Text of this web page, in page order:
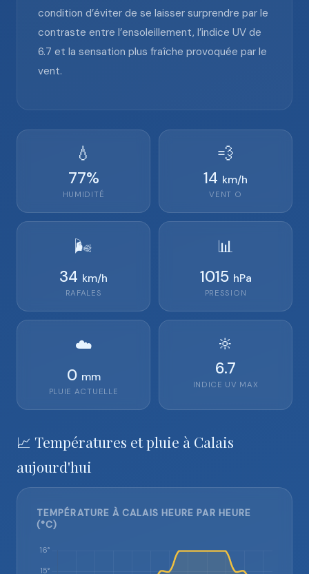
condition d’éviter de se laisser surprendre par le
contraste entre l’ensoleillement, l’indice UV de
6.7 et la sensation plus fraîche provoquée par le
vent.
💧
77%
HUMIDITÉ
💨
14 km/h
VENT O
🌬️
34 km/h
RAFALES
📊
1015 hPa
PRESSION
☁️
0 mm
PLUIE ACTUELLE
🔆
6.7
INDICE UV MAX
📈 Températures et pluie à Calais
aujourd'hui
TEMPÉRATURE À CALAIS HEURE PAR HEURE
(°C)